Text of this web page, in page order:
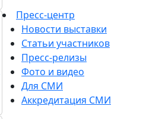
Пресс-центр
Новости выставки
Статьи участников
Пресс-релизы
Фото и видео
Для СМИ
Аккредитация СМИ